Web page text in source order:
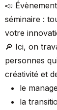
📣
séminaire :
votre
🔎 Ici, on
personnes
créativité et
le
la